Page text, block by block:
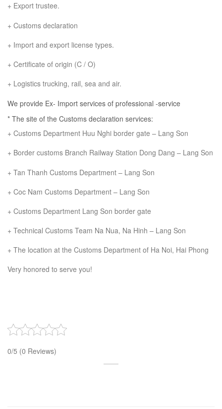
+ Export trustee.
+ Customs declaration
+ Import and export license types.
+ Certificate of origin (C / O)
+ Logistics trucking, rail, sea and air.
We provide Ex- Import services of professional -service
* The site of the Customs declaration services:
+ Customs Department Huu Nghi border gate – Lang Son
+ Border customs Branch Railway Station Dong Dang – Lang Son
+ Tan Thanh Customs Department – Lang Son
+ Coc Nam Customs Department – Lang Son
+ Customs Department Lang Son border gate
+ Technical Customs Team Na Nua, Na Hinh – Lang Son
+ The location at the Customs Department of Ha Noi, Hai Phong
Very honored to serve you!
0/5 (0 Reviews)